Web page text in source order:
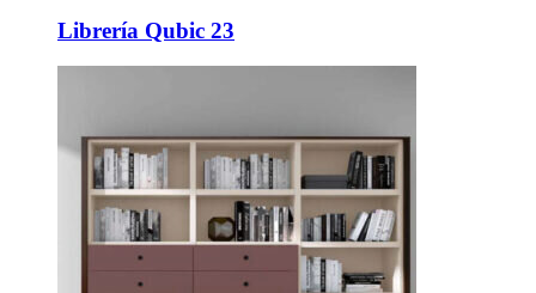
Librería Qubic 23